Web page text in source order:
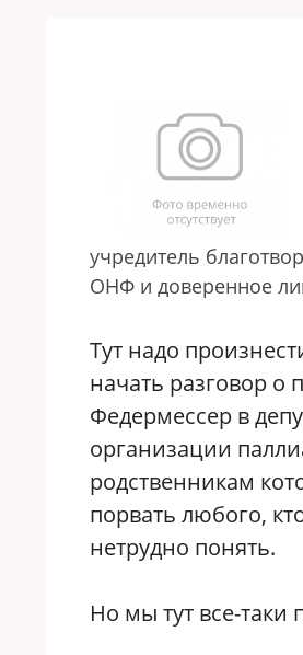
учредитель
ОНФ и доверенное
Тут надо
начать разговор о
Федермессер в
организации
родственникам
порвать любого,
нетрудно понять.
Но мы тут все-